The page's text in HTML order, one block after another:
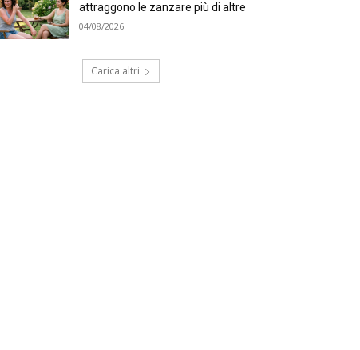
attraggono le zanzare più di altre
04/08/2026
Carica altri